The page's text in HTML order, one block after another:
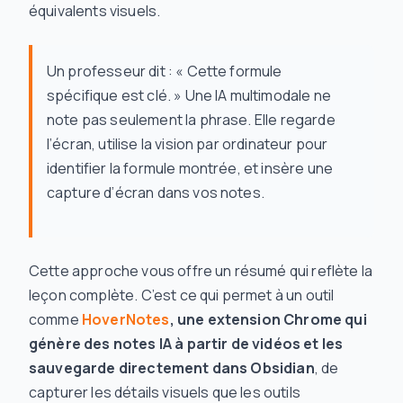
équivalents visuels.
Un professeur dit : « Cette formule
spécifique est clé. » Une IA multimodale ne
note pas seulement la phrase. Elle regarde
l’écran, utilise la vision par ordinateur pour
identifier la formule montrée, et insère une
capture d’écran dans vos notes.
Cette approche vous offre un résumé qui reflète la
leçon complète. C’est ce qui permet à un outil
comme HoverNotes, une extension Chrome qui
génère des notes IA à partir de vidéos et les
sauvegarde directement dans Obsidian, de
capturer les détails visuels que les outils